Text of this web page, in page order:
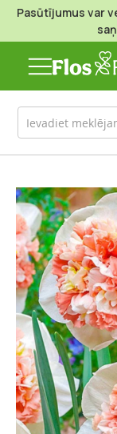
Pasūtījumus var
Iet
uz
galerijas
beigām